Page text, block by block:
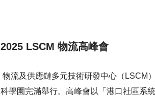
2025 LSCM 物流高峰會
物流及供應鏈多元技術研發中心（LSCM
科學園完滿舉行。高峰會以「港口社區系